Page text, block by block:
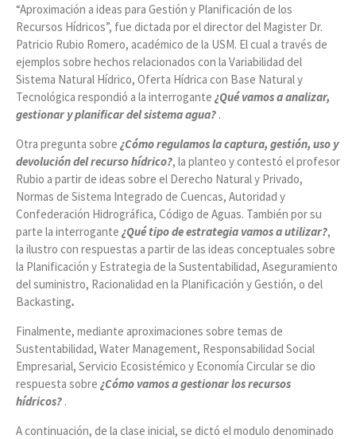
“Aproximación a ideas para Gestión y Planificación de los
Recursos Hídricos”, fue dictada por el director del Magister Dr.
Patricio Rubio Romero, académico de la USM. El cual a través de
ejemplos sobre hechos relacionados con la Variabilidad del
Sistema Natural Hídrico, Oferta Hídrica con Base Natural y
Tecnológica respondió a la interrogante ¿Qué vamos a analizar,
gestionar y planificar del sistema agua? .
Otra pregunta sobre ¿Cómo regulamos la captura, gestión, uso y
devolución del recurso hídrico?, la planteo y contestó el profesor
Rubio a partir de ideas sobre el Derecho Natural y Privado,
Normas de Sistema Integrado de Cuencas, Autoridad y
Confederación Hidrográfica, Código de Aguas. También por su
parte la interrogante ¿Qué tipo de estrategia vamos a utilizar?,
la ilustro con respuestas a partir de las ideas conceptuales sobre
la Planificación y Estrategia de la Sustentabilidad, Aseguramiento
del suministro, Racionalidad en la Planificación y Gestión, o del
Backasting.
Finalmente, mediante aproximaciones sobre temas de
Sustentabilidad, Water Management, Responsabilidad Social
Empresarial, Servicio Ecosistémico y Economía Circular se dio
respuesta sobre ¿Cómo vamos a gestionar los recursos
hídricos? .
A continuación, de la clase inicial, se dictó el modulo denominado